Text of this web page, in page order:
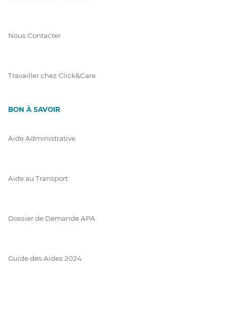
Nous Contacter
Travailler chez Click&Care
BON À SAVOIR
Aide Administrative
Aide au Transport
Dossier de Demande APA
Guide des Aides 2024